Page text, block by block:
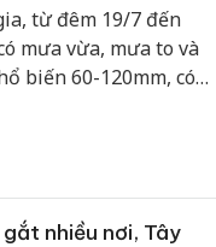
từ đêm 19/7 đến
mưa vừa, mưa to và
biến 60-120mm, có
nhiều nơi, Tây